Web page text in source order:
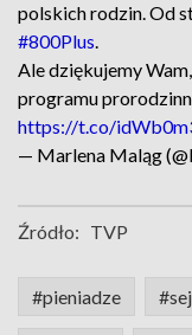
polskich rodzin. Od
#800Plus.
Ale dziękujemy
programu
https://t.co/
— Marlena Maląg
Źródło: TVP
#pieniadze